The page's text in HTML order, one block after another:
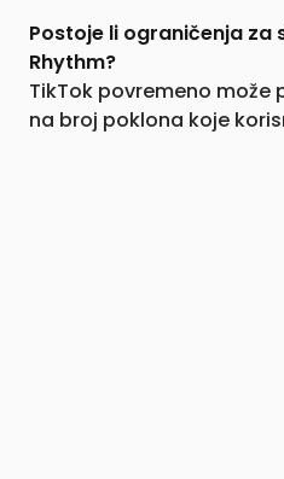
Postoje li ograničenja za
Rhythm?
TikTok povremeno
na broj poklona koje